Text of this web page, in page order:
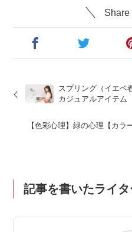
スプリング（イエベ
カジュアルアイテム
【色彩心理】緑の心理【カラ
記事を書いたライタ